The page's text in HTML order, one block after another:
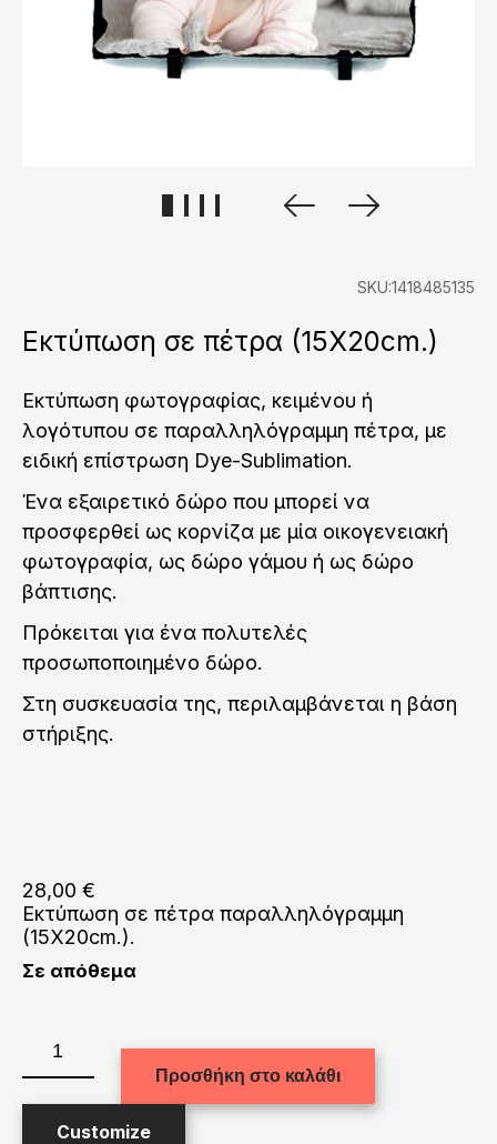
SKU:1418485135
Εκτύπωση σε πέτρα (15X20cm.)
Εκτύπωση φωτογραφίας, κειμένου ή
λογότυπου σε παραλληλόγραμμη πέτρα, με
ειδική επίστρωση Dye-Sublimation.
Ένα εξαιρετικό δώρο που μπορεί να
προσφερθεί ως κορνίζα με μία οικογενειακή
φωτογραφία, ως δώρο γάμου ή ως δώρο
βάπτισης.
Πρόκειται για ένα πολυτελές
προσωποποιημένο δώρο.
Στη συσκευασία της, περιλαμβάνεται η βάση
στήριξης.
28,00 €
Εκτύπωση σε πέτρα παραλληλόγραμμη
(15X20cm.).
Σε απόθεμα
πέτρα
(15X20cm.)
ποσότητα
Προσθήκη στο καλάθι
Customize